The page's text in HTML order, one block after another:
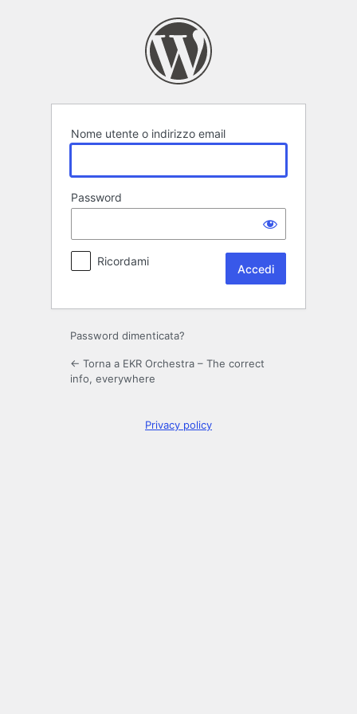
Nome utente o indirizzo email
Password
Ricordami
Password dimenticata?
← Torna a EKR Orchestra – The correct
info, everywhere
Privacy policy